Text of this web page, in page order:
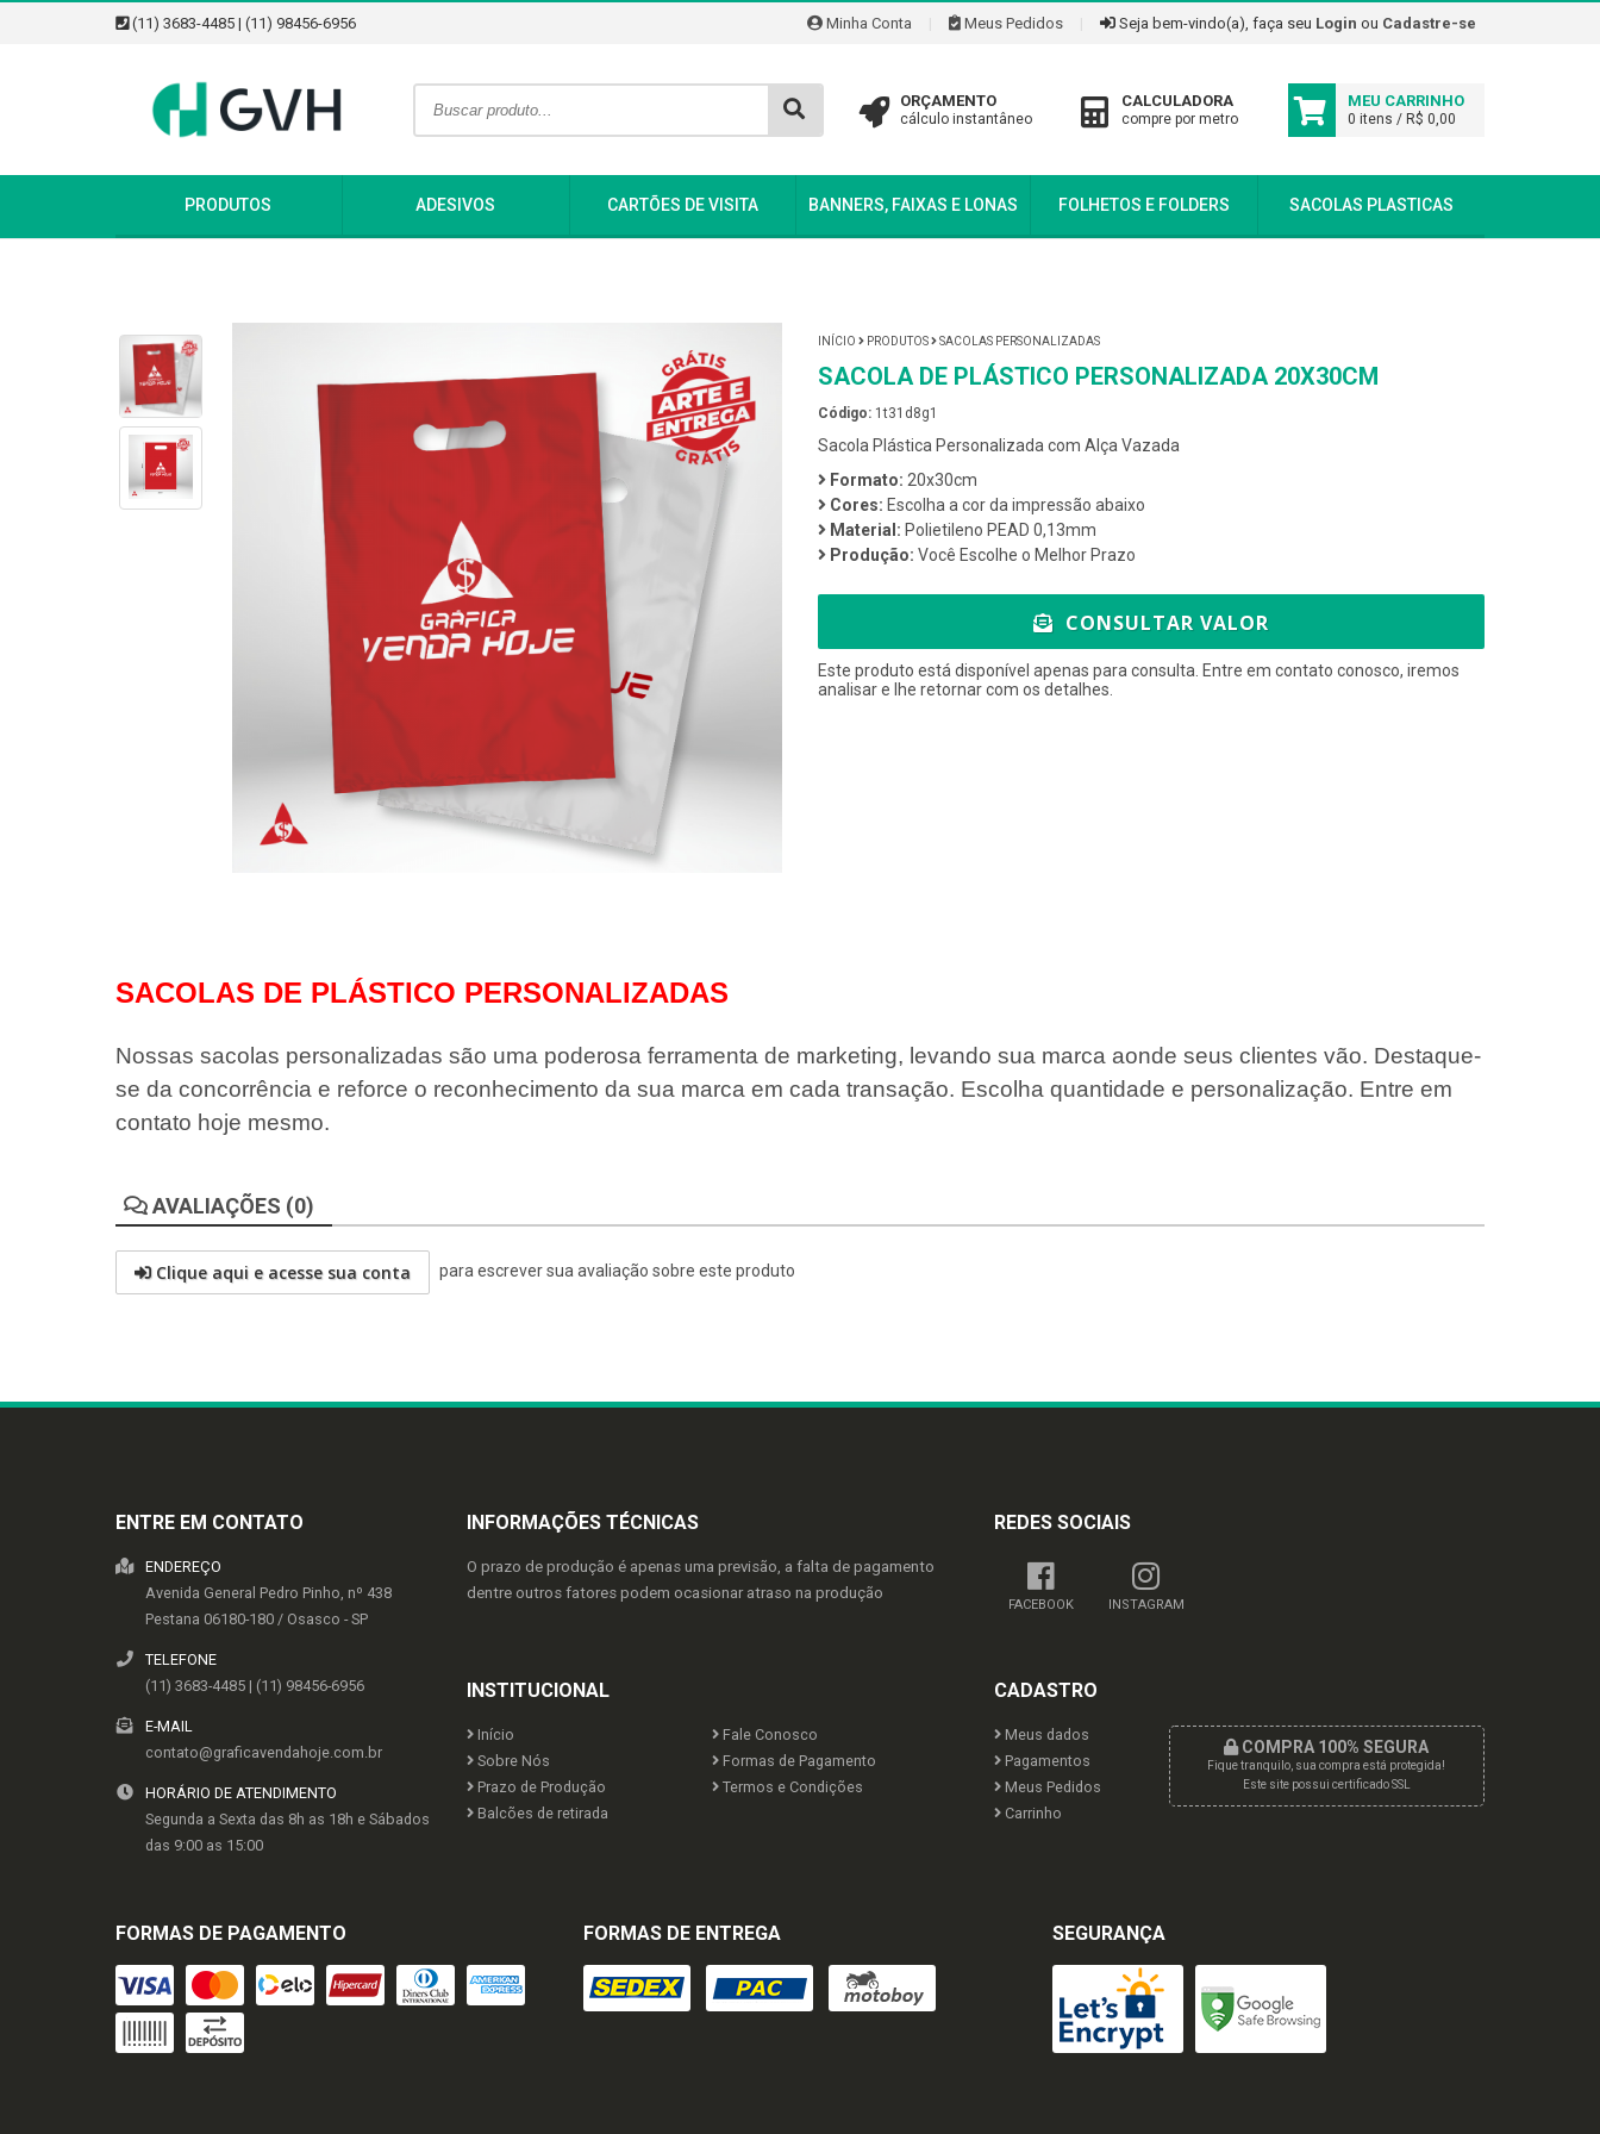
(11) 3683-4485 | (11) 98456-6956 Minha Conta Meus Pedidos Seja bem-vindo(a), faça seu Login ou Cadastre-se
ORÇAMENTO
cálculo instantâneo
CALCULADORA
compre por metro
MEU CARRINHO
0 itens / R$ 0,00
PRODUTOS ADESIVOS CARTÕES DE VISITA BANNERS, FAIXAS E LONAS FOLHETOS E FOLDERS SACOLAS PLASTICAS
INÍCIO PRODUTOS SACOLAS PERSONALIZADAS
SACOLA DE PLÁSTICO PERSONALIZADA 20X30CM
Código:1t31d8g1
Sacola Plástica Personalizada com Alça Vazada
Formato: 20x30cm
Cores: Escolha a cor da impressão abaixo
Material: Polietileno PEAD 0,13mm
Produção: Você Escolhe o Melhor Prazo
CONSULTAR VALOR
Este produto está disponível apenas para consulta. Entre em contato conosco, iremos
analisar e lhe retornar com os detalhes.
SACOLAS DE PLÁSTICO PERSONALIZADAS
Nossas sacolas personalizadas são uma poderosa ferramenta de marketing, levando sua marca aonde seus clientes vão. Destaque-
se da concorrência e reforce o reconhecimento da sua marca em cada transação. Escolha quantidade e personalização. Entre em
contato hoje mesmo.
AVALIAÇÕES (0)
Clique aqui e acesse sua conta para escrever sua avaliação sobre este produto
ENTRE EM CONTATO
ENDEREÇO
Avenida General Pedro Pinho, nº 438
Pestana 06180-180 / Osasco - SP
TELEFONE
(11) 3683-4485 | (11) 98456-6956
E-MAIL
contato@graficavendahoje.com.br
HORÁRIO DE ATENDIMENTO
Segunda a Sexta das 8h as 18h e Sábados
das 9:00 as 15:00
INFORMAÇÕES TÉCNICAS
O prazo de produção é apenas uma previsão, a falta de pagamento
dentre outros fatores podem ocasionar atraso na produção
REDES SOCIAIS
FACEBOOK INSTAGRAM
INSTITUCIONAL
Início
Fale Conosco
Sobre Nós
Formas de Pagamento
Prazo de Produção
Termos e Condições
Balcões de retirada
CADASTRO
Meus dados
Pagamentos
Meus Pedidos
Carrinho
COMPRA 100% SEGURA
Fique tranquilo, sua compra está protegida!
Este site possui certificado SSL
FORMAS DE PAGAMENTO FORMAS DE ENTREGA SEGURANÇA